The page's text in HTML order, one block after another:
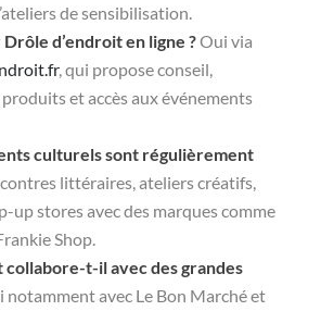
de sensibilisation.
d’endroit en ligne ?Oui via
, qui propose conseil,
et accès aux événements
culturels sont régulièrement
littéraires, ateliers créatifs,
up stores avec des marques comme
Shop.
collabore-t-il avec des grandes
notamment avec Le Bon Marché et